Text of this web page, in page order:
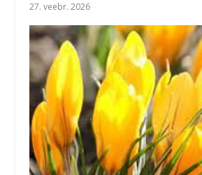
27. veebr. 2026